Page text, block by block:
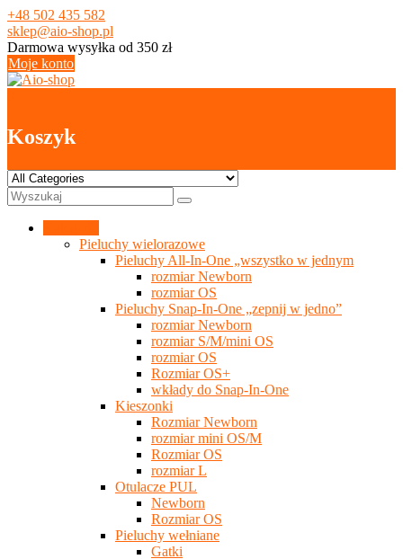
Skip
to
content
+48 502 435 582
sklep@aio-shop.pl
Darmowa wysyłka od 350 zł
Moje konto
Koszyk
Pieluchy wielorazowe
Pieluchy All-In-One „wszystko w jednym
rozmiar Newborn
rozmiar OS
Pieluchy Snap-In-One „zepnij w jedno”
rozmiar Newborn
rozmiar S/M/mini OS
rozmiar OS
Rozmiar OS+
wkłady do Snap-In-One
Kieszonki
Rozmiar Newborn
rozmiar mini OS/M
Rozmiar OS
rozmiar L
Otulacze PUL
Newborn
Rozmiar OS
Pieluchy wełniane
Gatki